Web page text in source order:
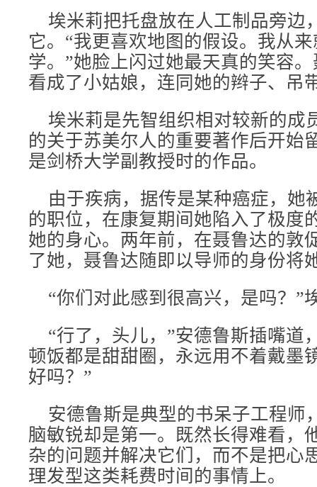
埃米莉把托盘放在人工制品旁边
它。“我更喜欢地图的假设。我从
学。”她脸上闪过她最天真的笑容
看成了小姑娘，连同她的辫子、吊
埃米莉是先智组织相对较新的成
的关于苏美尔人的重要著作后开始
是剑桥大学副教授时的作品。
由于疾病，据传是某种癌症，她
的职位，在康复期间她陷入了极度
她的身心。两年前，在聂鲁达的敦
了她，聂鲁达随即以导师的身份将
“你们对此感到很高兴，是吗？”
“行了，头儿，”安德鲁斯插嘴道
顿饭都是甜甜圈，永远用不着戴
好吗？”
安德鲁斯是典型的书呆子工程师
脑敏锐却是第一。既然长得难看，
杂的问题并解决它们，而不是把心
理发型这类耗费时间的事情上。